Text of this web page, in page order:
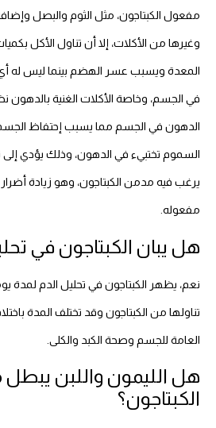
مفعول الكبتاجون، مثل الثوم والبصل
وغيرها من الأكلات، إلا أن تناول الأكل
المعدة ويسبب عسر الهضم بينما ليس له
في الجسم، وخاصة الأكلات الغنية بالدهون
الدهون في الجسم مما يسبب إحتفاظ الجسم
السموم تختبيء في الدهون، وذلك يؤدي إلى
يرغب فيه مدمن الكبتاجون، وهو زيادة
مفعوله.
هل يبان الكبتاجون في
نعم، يظهر الكبتاجون في تحليل الدم لمدة
تناولها من الكبتاجون وقد تختلف المدة
العامة للجسم وصحة الكبد والكلى.
هل الليمون واللبن
الكبتاجون؟